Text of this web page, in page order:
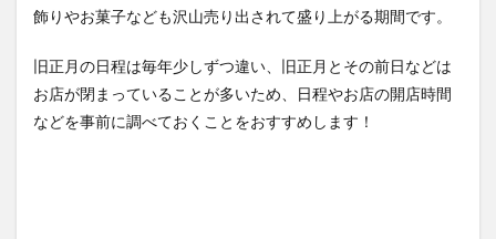
飾りやお菓子なども沢山売り出されて盛り上がる期間です。
旧正月の日程は毎年少しずつ違い、旧正月とその前日などは
お店が閉まっていることが多いため、日程やお店の開店時間
などを事前に調べておくことをおすすめします！